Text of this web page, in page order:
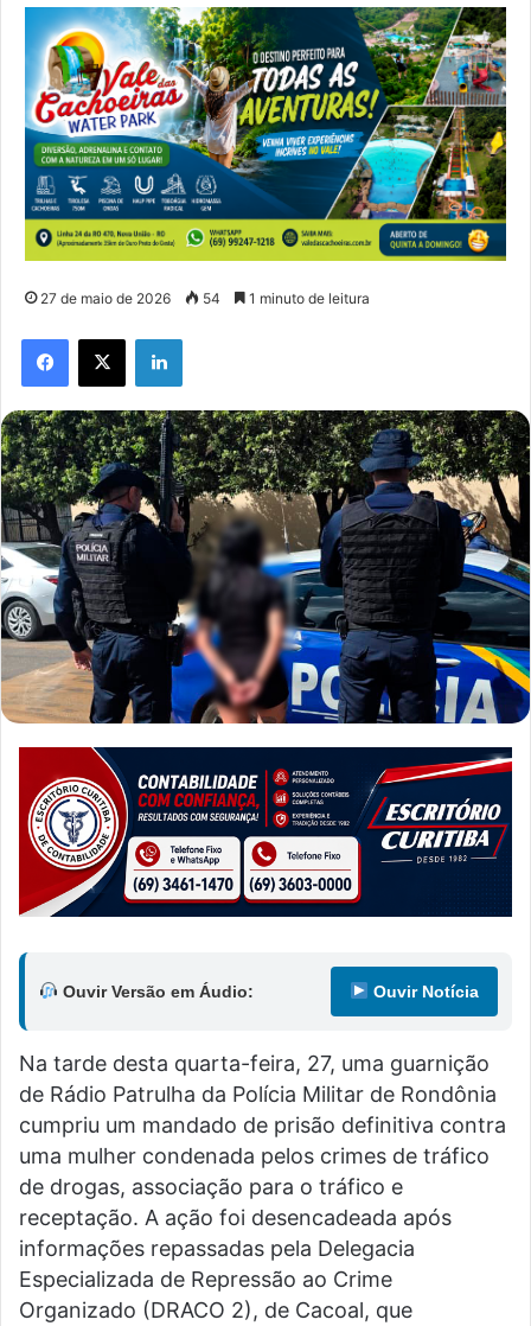
27 de maio de 2026 54 1 minuto de leitura
Facebook
X Linkedin
Ouvir Versão em Áudio: Ouvir Notícia
Na tarde desta quarta-feira, 27, uma guarnição
de Rádio Patrulha da Polícia Militar de Rondônia
cumpriu um mandado de prisão definitiva contra
uma mulher condenada pelos crimes de tráfico
de drogas, associação para o tráfico e
receptação. A ação foi desencadeada após
informações repassadas pela Delegacia
Especializada de Repressão ao Crime
Organizado (DRACO 2), de Cacoal, que